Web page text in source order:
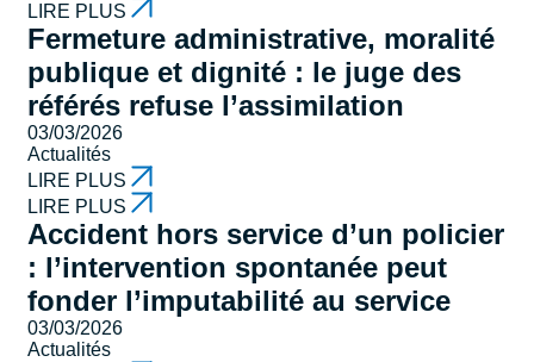
LIRE PLUS
Fermeture administrative, moralité
publique et dignité : le juge des
référés refuse l’assimilation
03/03/2026
Actualités
LIRE PLUS
LIRE PLUS
Accident hors service d’un policier
: l’intervention spontanée peut
fonder l’imputabilité au service
03/03/2026
Actualités